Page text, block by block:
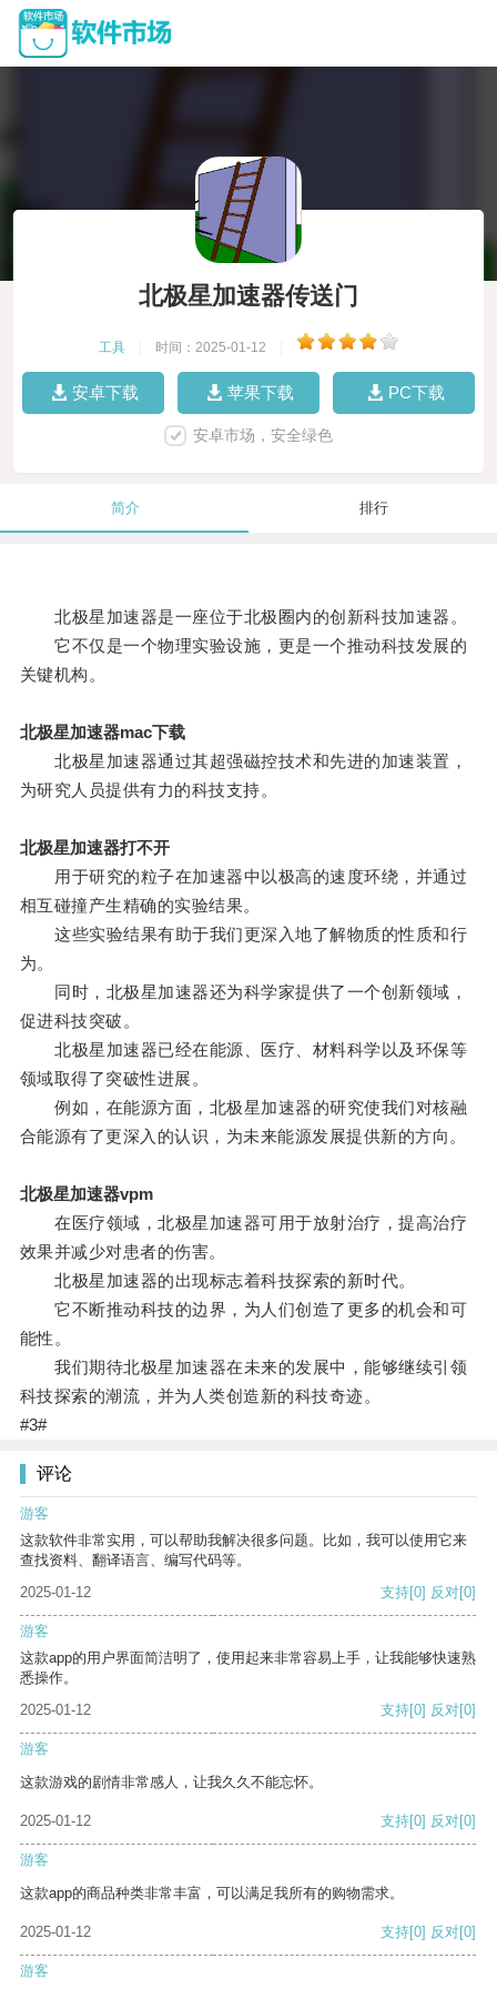
北极星加速器传送门
工具 时间：2025-01-12
安卓下载 苹果下载 PC下载
安卓市场，安全绿色
简介 排行
北极星加速器是一座位于北极圈内的创新科技加速器。
它不仅是一个物理实验设施，更是一个推动科技发展的
关键机构。
北极星加速器mac下载
北极星加速器通过其超强磁控技术和先进的加速装置，
为研究人员提供有力的科技支持。
北极星加速器打不开
用于研究的粒子在加速器中以极高的速度环绕，并通过
相互碰撞产生精确的实验结果。
这些实验结果有助于我们更深入地了解物质的性质和行
为。
同时，北极星加速器还为科学家提供了一个创新领域，
促进科技突破。
北极星加速器已经在能源、医疗、材料科学以及环保等
领域取得了突破性进展。
例如，在能源方面，北极星加速器的研究使我们对核融
合能源有了更深入的认识，为未来能源发展提供新的方向。
北极星加速器vpm
在医疗领域，北极星加速器可用于放射治疗，提高治疗
效果并减少对患者的伤害。
北极星加速器的出现标志着科技探索的新时代。
它不断推动科技的边界，为人们创造了更多的机会和可
能性。
我们期待北极星加速器在未来的发展中，能够继续引领
科技探索的潮流，并为人类创造新的科技奇迹。
#3#
评论
游客
这款软件非常实用，可以帮助我解决很多问题。比如，我可以使用它来
查找资料、翻译语言、编写代码等。
2025-01-12
支持[0] 反对[0]
游客
这款app的用户界面简洁明了，使用起来非常容易上手，让我能够快速熟
悉操作。
2025-01-12
支持[0] 反对[0]
游客
这款游戏的剧情非常感人，让我久久不能忘怀。
2025-01-12 支持[0] 反对[0]
游客
这款app的商品种类非常丰富，可以满足我所有的购物需求。
2025-01-12 支持[0] 反对[0]
游客